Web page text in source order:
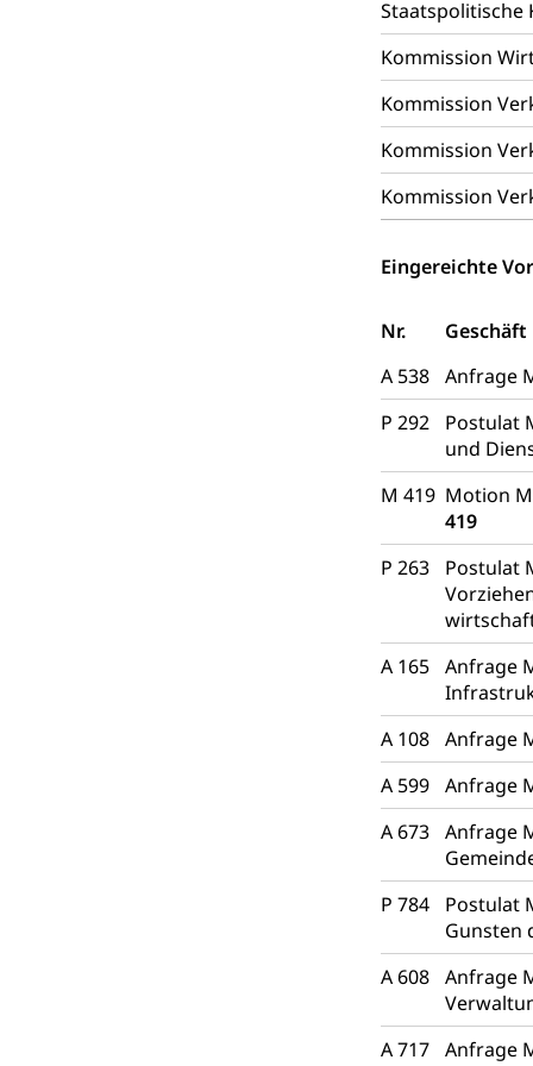
Staatspolitische
Kommission
Kommission
Kommission
Kommission
Eingereichte
Nr. Geschäft
A 538 Anfrage
P 292
Postulat
und
M 419 Motion
419
P 263
Postulat
A 165 Anfrage
A 108 Anfrage
A 599 Anfrage
A 673 Anfrage
P 784
Postulat
Gunsten
A 608 Anfrage
A 717 Anfrage
Grundbuch
Luft und
Luftreinhaltung,
Raumplanung
Raumplan,